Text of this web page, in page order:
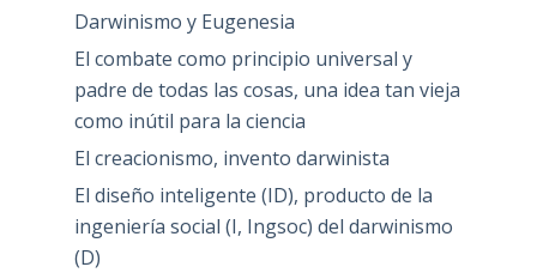
Darwinismo y Eugenesia
El combate como principio universal y
padre de todas las cosas, una idea tan vieja
como inútil para la ciencia
El creacionismo, invento darwinista
El diseño inteligente (ID), producto de la
ingeniería social (I, Ingsoc) del darwinismo
(D)